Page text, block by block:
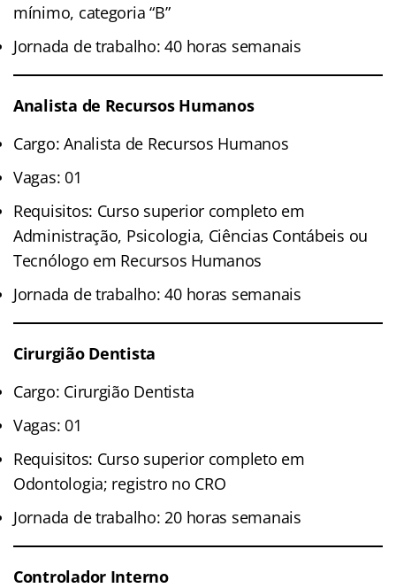
mínimo, categoria “B”
Jornada de trabalho: 40 horas semanais
Analista de Recursos Humanos
Cargo: Analista de Recursos Humanos
Vagas: 01
Requisitos: Curso superior completo em
Administração, Psicologia, Ciências Contábeis ou
Tecnólogo em Recursos Humanos
Jornada de trabalho: 40 horas semanais
Cirurgião Dentista
Cargo: Cirurgião Dentista
Vagas: 01
Requisitos: Curso superior completo em
Odontologia; registro no CRO
Jornada de trabalho: 20 horas semanais
Controlador Interno